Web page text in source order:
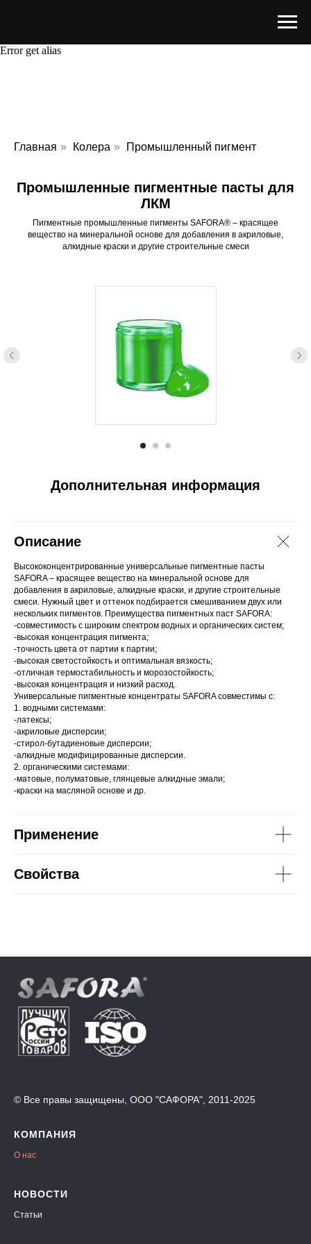
Error get alias
Главная » Колера » Промышленный пигмент
Промышленные пигментные пасты для
ЛКМ
Пигментные промышленные пигменты SAFORA® – красящее
вещество на минеральной основе для добавления в акриловые,
алкидные краски и другие строительные смеси
Дополнительная информация
Описание
Высококонцентрированные универсальные пигментные пасты
SAFORA – красящее вещество на минеральной основе для
добавления в акриловые, алкидные краски, и другие строительные
смеси. Нужный цвет и оттенок подбирается смешиванием двух или
нескольких пигментов. Преимущества пигментных паст SAFORA:
-совместимость с широким спектром водных и органических систем;
-высокая концентрация пигмента;
-точность цвета от партии к партии;
-высокая светостойкость и оптимальная вязкость;
-отличная термостабильность и морозостойкость;
-высокая концентрация и низкий расход.
Универсальные пигментные концентраты SAFORA совместимы с:
1. водными системами:
-латексы;
-акриловые дисперсии;
-стирол-бутадиеновые дисперсии;
-алкидные модифицированные дисперсии.
2. органическими системами:
-матовые, полуматовые, глянцевые алкидные эмали;
-краски на масляной основе и др.
Применение
Свойства
© Все правы защищены, ООО "САФОРА", 2011-2025
КОМПАНИЯ
О нас
НОВОСТИ
Статьи